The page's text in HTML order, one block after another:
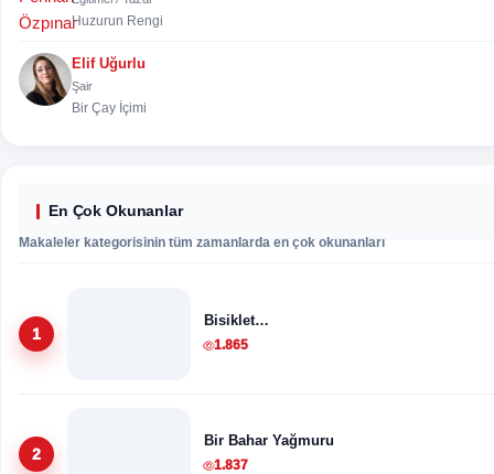
Huzurun Rengi
Elif Uğurlu
Şair
Bir Çay İçimi
En Çok Okunanlar
Makaleler kategorisinin tüm zamanlarda en çok okunanları
1
Bisiklet…
1.865
2
Bir Bahar Yağmuru
1.837